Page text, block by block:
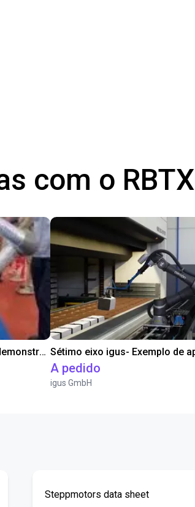
com o RBTX
igus 7th axis as trade fair demonstrator
A pedido
igus GmbH
Steppmotors data sheet